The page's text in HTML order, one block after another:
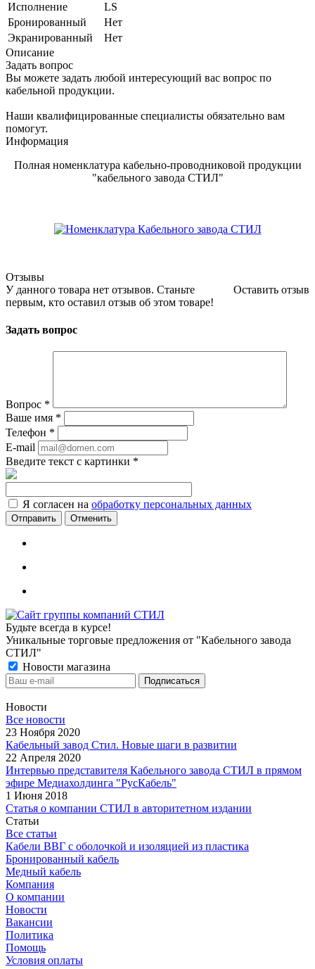
Исполнение
LS
Бронированный
Нет
Экранированный
Нет
Описание
Задать вопрос
Вы можете задать любой интересующий вас вопрос по
кабельной продукции.
Наши квалифицированные специалисты обязательно вам
помогут.
Информация
Полная номенклатура кабельно-проводниковой продукции
"кабельного завода СТИЛ"
Отзывы
Оставить отзыв
У данного товара нет отзывов. Станьте
первым, кто оставил отзыв об этом товаре!
Задать вопрос
Вопрос *
Ваше имя *
Телефон *
E-mail
Введите текст с картинки *
Я согласен на обработку персональных данных
Отменить
Будьте всегда в курсе!
Уникальные торговые предложения от "Кабельного завода
СТИЛ"
Новости магазина
Новости
Все новости
23 Ноября 2020
Кабельный завод Стил. Новые шаги в развитии
22 Апреля 2020
Интервью представителя Кабельного завода СТИЛ в прямом
эфире Медиахолдинга "РусКабель"
1 Июня 2018
Статья о компании СТИЛ в авторитетном издании
Статьи
Все статьи
Кабели ВВГ с оболочкой и изоляцией из пластика
Бронированный кабель
Медный кабель
Компания
О компании
Новости
Вакансии
Политика
Помощь
Условия оплаты